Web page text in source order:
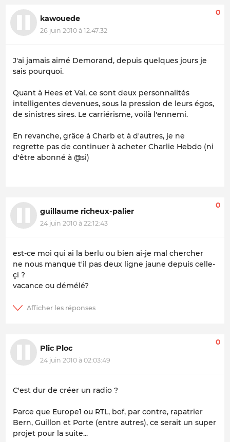
kawouede
26 juin 2010 à 12:47:32
0
J'ai jamais aimé Demorand, depuis quelques jours je
sais pourquoi.
Quant à Hees et Val, ce sont deux personnalités
intelligentes devenues, sous la pression de leurs égos,
de sinistres sires. Le carriérisme, voilà l'ennemi.
En revanche, grâce à Charb et à d'autres, je ne
regrette pas de continuer à acheter Charlie Hebdo (ni
d'être abonné à @si)
guillaume richeux-palier
24 juin 2010 à 22:12:43
0
est-ce moi qui ai la berlu ou bien ai-je mal chercher
ne nous manque t'il pas deux ligne jaune depuis celle-
çi ?
vacance ou démélé?
Plic Ploc
24 juin 2010 à 02:03:49
0
C'est dur de créer un radio ?
Parce que Europe1 ou RTL, bof, par contre, rapatrier
Bern, Guillon et Porte (entre autres), ce serait un super
projet pour la suite...